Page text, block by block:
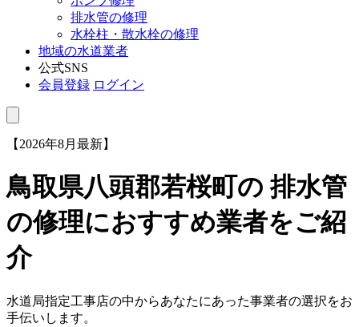
排水管の修理
水栓柱・散水栓の修理
地域の水道業者
公式SNS
会員登録 ログイン
【2026年8月最新】
鳥取県八頭郡若桜町の 排水管
の修理におすすめ業者をご紹
介
水道局指定工事店の中からあなたにあった事業者の選択をお
手伝いします。